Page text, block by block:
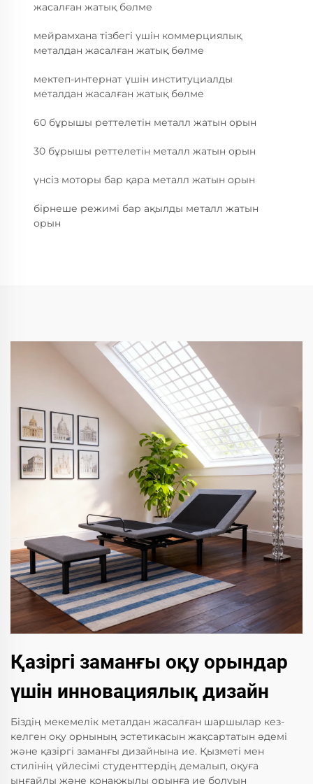
жасалған жатық бөлме
мейрамхана тізбегі үшін коммерциялық
металдан жасалған жатық бөлме
мектеп-интернат үшін институциалды
металдан жасалған жатық бөлме
60 бұрышы реттелетін металл жатын орын
30 бұрышы реттелетін металл жатын орын
үнсіз моторы бар қара металл жатын орын
бірнеше режимі бар ақылды металл жатын
орын
Қазіргі заманғы оқу орындар
үшін инновациялық дизайн
Біздің мекемелік металдан жасалған шаршылар кез-
келген оқу орнының эстетикасын жақсартатын әдемі
және қазіргі заманғы дизайнына ие. Қызметі мен
стилінің үйлесімі студенттердің демалып, оқуға
ыңғайлы және қонақжылы орынға ие болуын